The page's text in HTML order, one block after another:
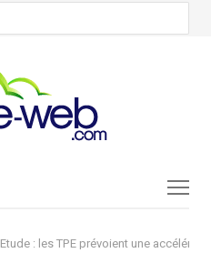
Etude : les TPE prévoient une